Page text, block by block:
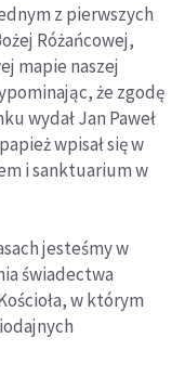
z pierwszych
Różańcowej,
mapie naszej
że zgodę
wydał Jan Paweł
wpisał się w
i sanktuarium w
jesteśmy w
świadectwa
w którym